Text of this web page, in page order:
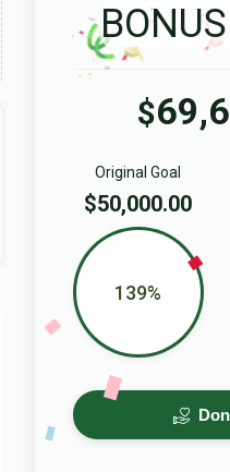
$
Original Goal
$50,000.00
139%